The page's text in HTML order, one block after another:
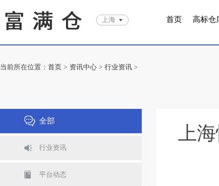
上海 首页 高标仓
当前所在位置： 首页 > 资讯中心 > 行业资讯 >
全部
行业资讯
平台动态
上